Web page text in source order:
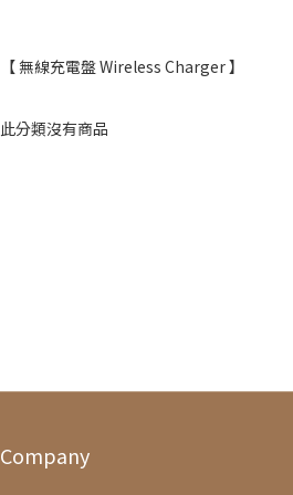
【 無線充電盤 Wireless Charger 】
此分類沒有商品
Company